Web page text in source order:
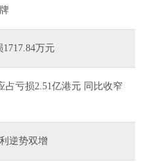
万元
占亏损2.51亿港元 同比收窄
逆势双增